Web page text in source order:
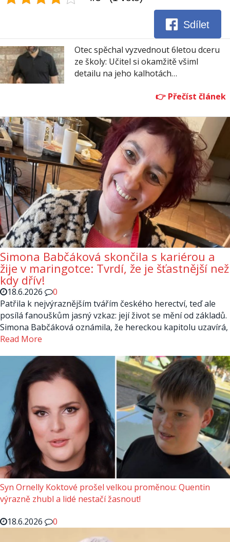
Sdílet
Otec spěchal vyzvednout 6letou dceru
ze školy: Učitel si okamžitě všiml
detailu na jeho kalhotách…
Simona Babčáková skončila s kariérou a
žije v maringotce: Tvrdí, že je šťastnější než
kdy dřív!
18.6.2026
0
Patřila k nejvýraznějším tvářím českého herectví, teď ale
posílá fanouškům jasný vzkaz: její život se mění od základů.
Simona Babčáková oznámila, že hereckou kapitolu uzavírá,
Read More
Syn Ornelly Koktové prošel velkou proměnou: Quentin
výrazně zhubl a lidé nestačí žasnout!
18.6.2026
0